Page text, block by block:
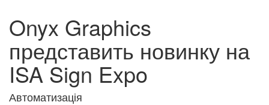
Onyx Graphics
представить новинку на
ISA Sign Expo
Автоматизація